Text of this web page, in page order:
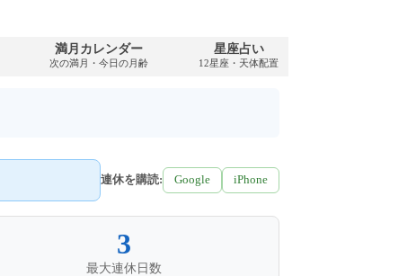
満月カレンダー
次の満月・今日の月齢
星座占い
12星座・天体配置
連休を購読: Google iPhone
3
最大連休日数